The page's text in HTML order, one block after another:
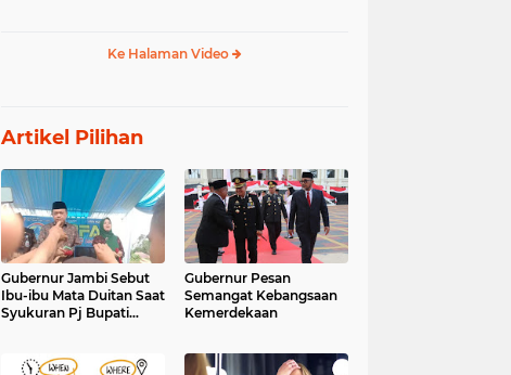
Ke Halaman Video
Artikel Pilihan
Gubernur Jambi Sebut
Ibu-ibu Mata Duitan Saat
Syukuran Pj Bupati
Gubernur Pesan
Semangat Kebangsaan
Kemerdekaan